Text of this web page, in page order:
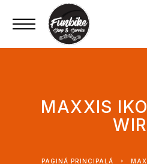
MAXXIS
PAGINĂ PRINCIPALĂ